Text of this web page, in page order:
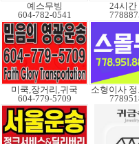
예스무빙
604-782-0541
24시간
미쿡,장거리,귀국
604-779-5709